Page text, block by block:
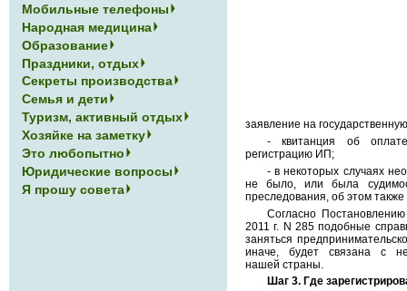
заявление на
- квитанция об
регистрацию ИП;
- в некоторых случаях
не было, или была
преследования, об этом также
Согласно
2011 г. N 285 подобные
заняться
иначе, будет связана с
нашей страны.
Шаг 3. Где
Мобильные телефоны
Народная медицина
Образование
Праздники, отдых
Секреты производства
Семья и дети
Туризм, активный отдых
Хозяйке на заметку
Это любопытно
Юридические вопросы
Я прошу совета